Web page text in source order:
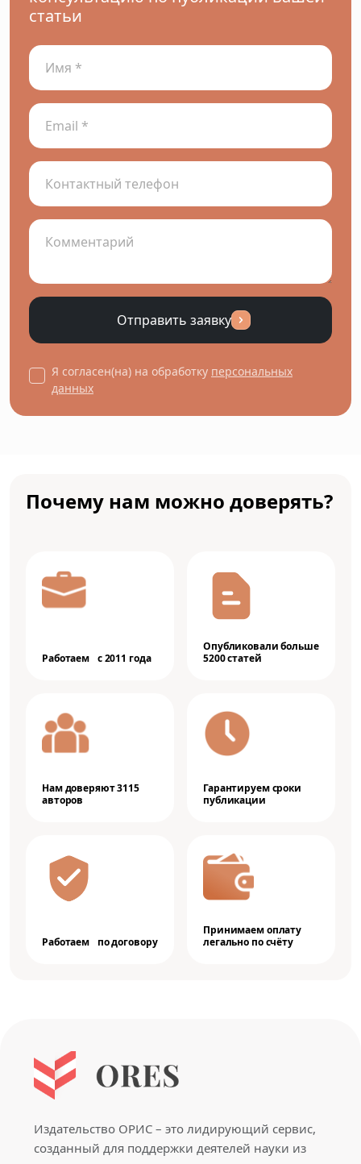
статьи
Отправить заявку
Я согласен(на) на обработку персональных
данных
Почему нам можно доверять?
Работаем с 2011 года
Опубликовали больше
5200 статей
Нам доверяют 3115
авторов
Гарантируем сроки
публикации
Работаем по договору
Принимаем оплату
легально по счёту
Издательство ОРИС – это лидирующий сервис,
созданный для поддержки деятелей науки из